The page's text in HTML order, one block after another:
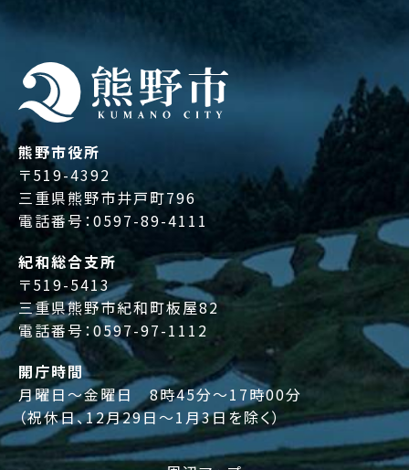
熊野市役所
〒519-4392
三重県熊野市井戸町796
電話番号：0597-89-4111
紀和総合支所
〒519-5413
三重県熊野市紀和町板屋82
電話番号：0597-97-1112
開庁時間
月曜日～金曜日 8時45分～17時00分
（祝休日、12月29日～1月3日を除く）